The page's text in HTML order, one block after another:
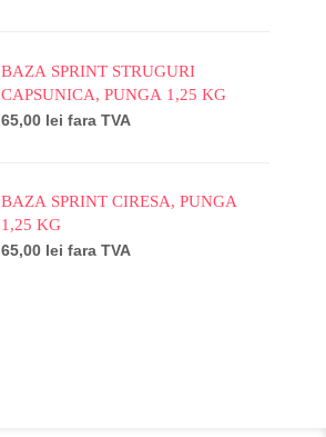
BAZA SPRINT STRUGURI
CAPSUNICA, PUNGA 1,25 KG
65,00 lei fara TVA
BAZA SPRINT CIRESA, PUNGA
1,25 KG
65,00 lei fara TVA